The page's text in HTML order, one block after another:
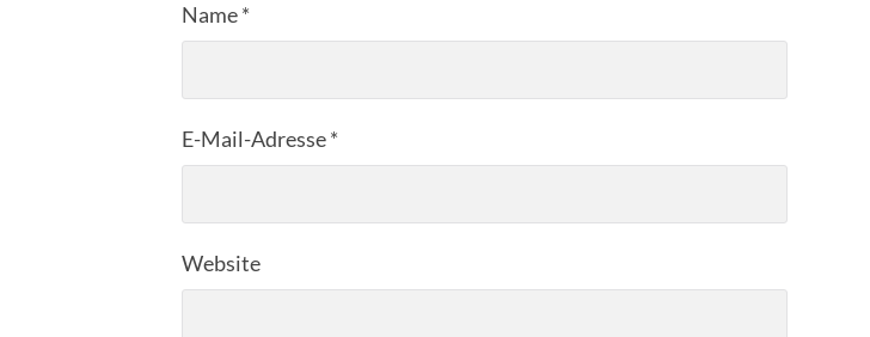
Name*
E-Mail-Adresse*
Website